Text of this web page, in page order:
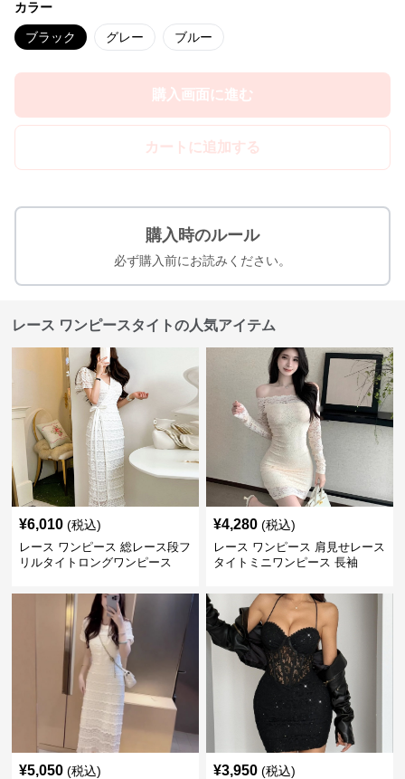
カラー
ブラック グレー ブルー
購入画面に進む
カートに追加する
購入時のルール
必ず購入前にお読みください。
レース ワンピースタイトの人気アイテム
¥6,010 (税込)
レース ワンピース 総レース段フ
リルタイトロングワンピース
¥4,280 (税込)
レース ワンピース 肩見せレース
タイトミニワンピース 長袖
¥5,050 (税込) ¥3,950 (税込)